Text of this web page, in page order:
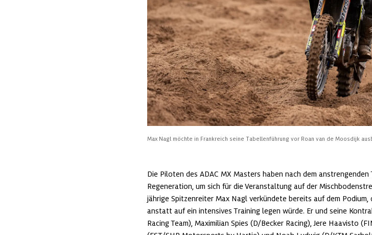
Max Nagl möchte in Frankreich seine Tabellenführung vor Roan van de Moosdijk
Die Piloten des ADAC MX Masters haben nach dem
Regeneration, um sich für die Veranstaltung auf der
jährige Spitzenreiter Max Nagl verkündete bereits auf dem
anstatt auf ein intensives Training legen würde. Er und seine
Racing Team), Maximilian Spies (D/Becker Racing), Jere Haavisto